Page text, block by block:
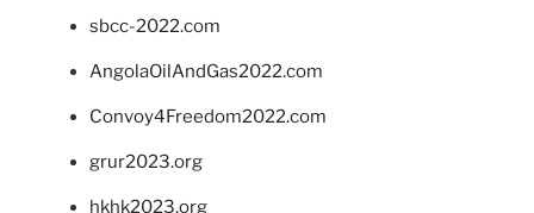
sbcc-2022.com
AngolaOilAndGas2022.com
Convoy4Freedom2022.com
grur2023.org
hkhk2023.org